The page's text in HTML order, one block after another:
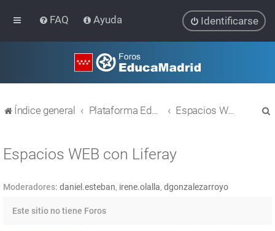
FAQ Ayuda Identificarse
Índice general Plataforma Educativa EducaMadrid Espacios WEB con Liferay
Espacios WEB con Liferay
Moderadores: daniel.esteban, irene.olalla, dgonzalezarroyo
Este sitio no tiene Foros